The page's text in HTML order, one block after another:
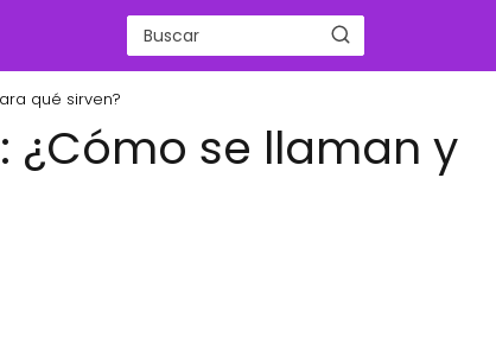
qué sirven?
¿Cómo se llaman y